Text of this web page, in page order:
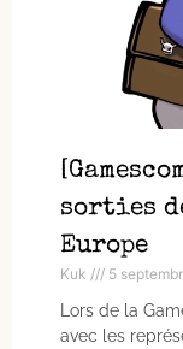
sorties
Europe
Kuk 5
Lors de la
avec les